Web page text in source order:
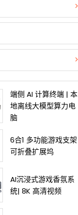
端侧 AI 计算终端 | 本
地离线大模型算力电
脑
6合1 多功能游戏支架
可折叠扩展坞
AI沉浸式游戏香氛系
统| 8K 高清视频